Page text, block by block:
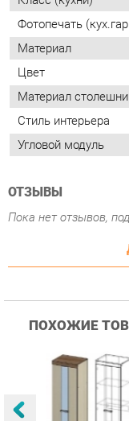
Стиль интерьера
Угловой модуль
ОТЗЫВЫ
Пока нет отзывов,
Гостиная Стиль
Атлантида-2 Венге-дуб
25 223 ₽